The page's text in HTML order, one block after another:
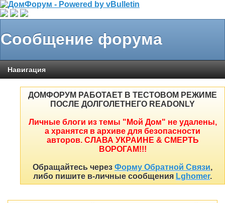
Сообщение форума
Навигация
ДОМФОРУМ РАБОТАЕТ В ТЕСТОВОМ РЕЖИМЕ
ПОСЛЕ ДОЛГОЛЕТНЕГО READONLY
Личные блоги из темы "Мой Дом" не удалены,
а хранятся в архиве для безопасности
авторов. СЛАВА УКРАИНЕ & СМЕРТЬ
ВОРОГАМ!!!
Обращайтесь через Форму Обратной Связи,
либо пишите в-личные сообщения Lghomer.